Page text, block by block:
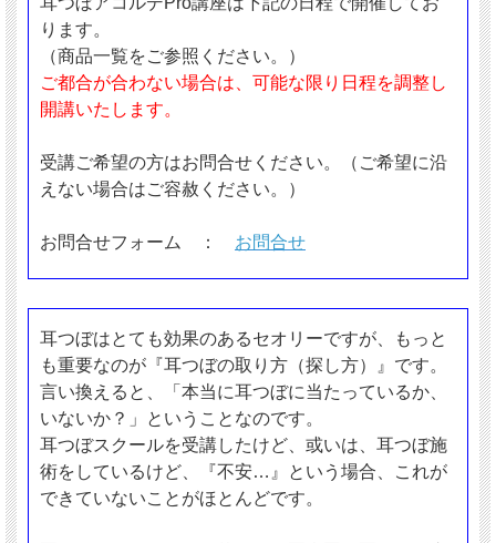
ります。
（商品一覧をご参照ください。）
ご都合が合わない場合は、可能な限り日程を調整し
開講いたします。
受講ご希望の方はお問合せください。（ご希望に沿
えない場合はご容赦ください。）
お問合せフォーム ： お問合せ
耳つぼはとても効果のあるセオリーですが、もっと
も重要なのが『耳つぼの取り方（探し方）』です。
言い換えると、「本当に耳つぼに当たっているか、
いないか？」ということなのです。
耳つぼスクールを受講したけど、或いは、耳つぼ施
術をしているけど、『不安…』という場合、これが
できていないことがほとんどです。